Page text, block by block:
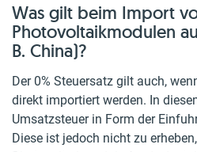
Was gilt beim Import
Photovoltaikmodulen
B. China)?
Der 0% Steuersatz gilt auch,
direkt importiert werden. In
Umsatzsteuer in Form der
Diese ist jedoch nicht zu